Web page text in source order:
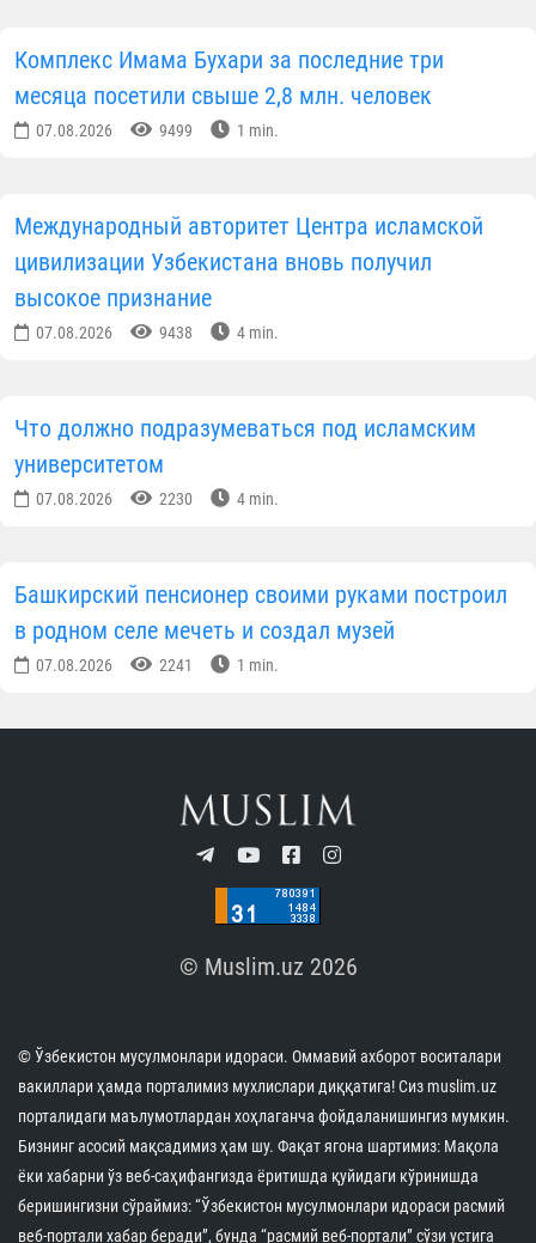
Комплекс Имама Бухари за последние три
месяца посетили свыше 2,8 млн. человек
07.08.2026 9499 1 min.
Международный авторитет Центра исламской
цивилизации Узбекистана вновь получил
высокое признание
07.08.2026 9438 4 min.
Что должно подразумеваться под исламским
университетом
07.08.2026 2230 4 min.
Башкирский пенсионер своими руками построил
в родном селе мечеть и создал музей
07.08.2026 2241 1 min.
© Muslim.uz 2026
© Ўзбекистон мусулмонлари идораси. Оммавий ахборот воситалари
вакиллари ҳамда порталимиз мухлислари диққатига! Сиз muslim.uz
порталидаги маълумотлардан хоҳлаганча фойдаланишингиз мумкин.
Бизнинг асосий мақсадимиз ҳам шу. Фақат ягона шартимиз: Мақола
ёки хабарни ўз веб-саҳифангизда ёритишда қуйидаги кўринишда
беришингизни сўраймиз: “Ўзбекистон мусулмонлари идораси расмий
веб-портали хабар беради”, бунда “расмий веб-портали” сўзи устига